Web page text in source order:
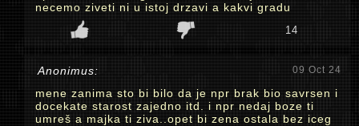
necemo ziveti ni u istoj drzavi a kakvi gradu
14
Anonimus: 09 Oct 24
mene zanima sto bi bilo da je npr brak bio savrsen i
docekate starost zajedno itd. i npr nedaj boze ti
umreš a majka ti ziva..opet bi zena ostala bez iceg